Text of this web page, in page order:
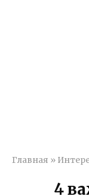
Главная »
4